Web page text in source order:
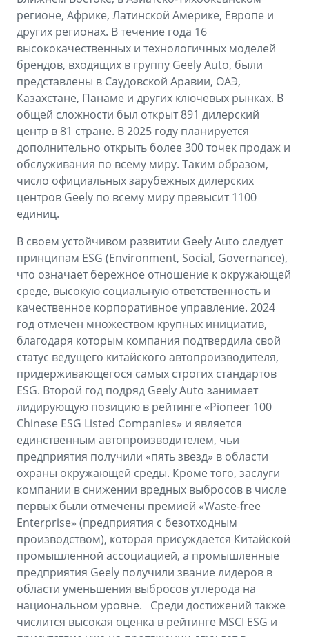
регионе, Африке, Латинской Америке, Европе и
других регионах. В течение года 16
высококачественных и технологичных моделей
брендов, входящих в группу Geely Auto, были
представлены в Саудовской Аравии, ОАЭ,
Казахстане, Панаме и других ключевых рынках. В
общей сложности был открыт 891 дилерский
центр в 81 стране. В 2025 году планируется
дополнительно открыть более 300 точек продаж и
обслуживания по всему миру. Таким образом,
число официальных зарубежных дилерских
центров Geely по всему миру превысит 1100
единиц.
В своем устойчивом развитии Geely Auto следует
принципам ESG (Environment, Social, Governance),
что означает бережное отношение к окружающей
среде, высокую социальную ответственность и
качественное корпоративное управление. 2024
год отмечен множеством крупных инициатив,
благодаря которым компания подтвердила свой
статус ведущего китайского автопроизводителя,
придерживающегося самых строгих стандартов
ESG. Второй год подряд Geely Auto занимает
лидирующую позицию в рейтинге «Pioneer 100
Chinese ESG Listed Companies» и является
единственным автопроизводителем, чьи
предприятия получили «пять звезд» в области
охраны окружающей среды. Кроме того, заслуги
компании в снижении вредных выбросов в числе
первых были отмечены премией «Waste-free
Enterprise» (предприятия с безотходным
производством), которая присуждается Китайской
промышленной ассоциацией, а промышленные
предприятия Geely получили звание лидеров в
области уменьшения выбросов углерода на
национальном уровне. Среди достижений также
числится высокая оценка в рейтинге MSCI ESG и